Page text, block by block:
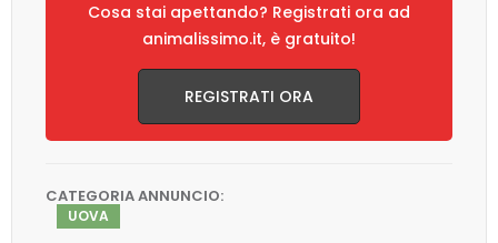
Cosa stai apettando? Registrati ora ad
animalissimo.it, è gratuito!
REGISTRATI ORA
CATEGORIA ANNUNCIO:
UOVA